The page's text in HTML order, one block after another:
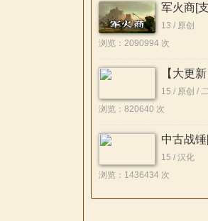
13 / 原创
浏览：2090994 次
15 / 原创 /
浏览：820640 次
15 / 汉化
浏览：1436434 次